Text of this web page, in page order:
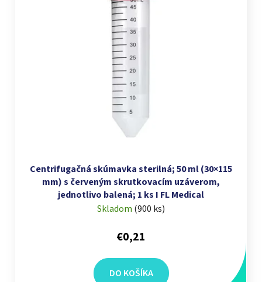
Centrifugačná skúmavka sterilná; 50 ml (30×115
mm) s červeným skrutkovacím uzáverom,
jednotlivo balená; 1 ks I FL Medical
Skladom (900 ks)
€0,21
DO KOŠÍKA